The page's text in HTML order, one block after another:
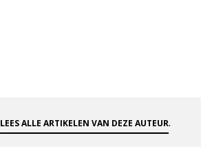
LEES ALLE ARTIKELEN VAN DEZE AUTEUR.